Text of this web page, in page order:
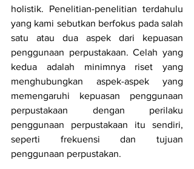
holistik. Penelitian-penelitian terdahulu
yang kami sebutkan berfokus pada salah
satu atau dua aspek dari kepuasan
penggunaan perpustakaan. Celah yang
kedua adalah minimnya riset yang
menghubungkan aspek-aspek yang
memengaruhi kepuasan penggunaan
perpustakaan dengan perilaku
penggunaan perpustakaan itu sendiri,
seperti frekuensi dan tujuan
penggunaan perpustakan.